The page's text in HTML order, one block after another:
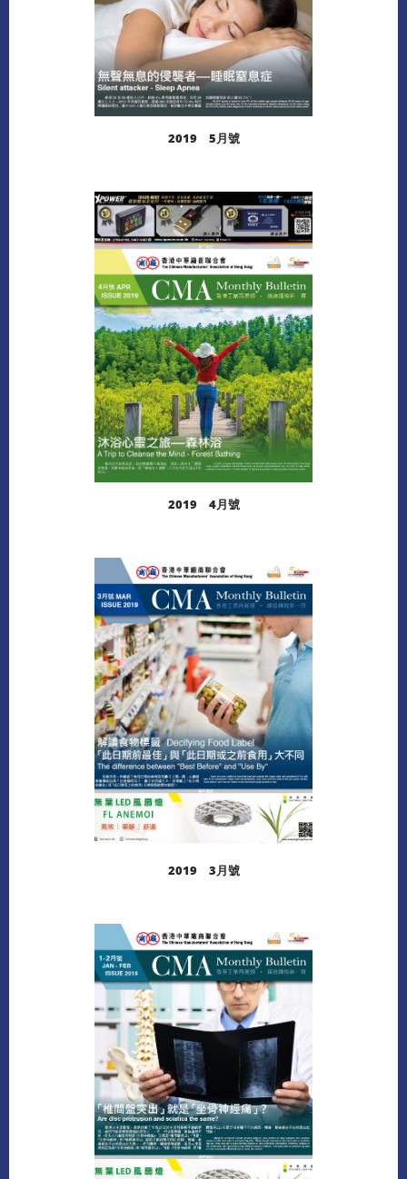
閱讀更多
下載
2019 5月號
閱讀更多
下載
2019 4月號
閱讀更多
下載
2019 3月號